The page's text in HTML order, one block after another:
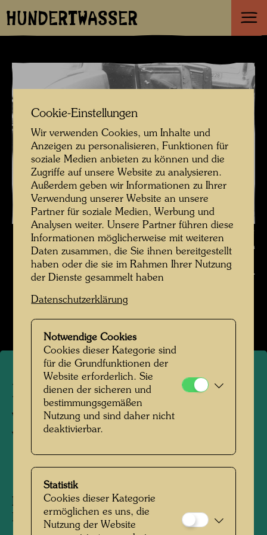
HUNDERTWASSER
Hundertwasser fotografiert von Karin Székessy-Wunderlich , Fotograf:
Karin Székessy-Wunderlich © Karin Székessy-Wunderlich
Hundertwasser fotografiert von Karin Székessy-
Hundertwasser fotografiert
von Karin Székessy-
Wunderlich
Personen am Foto: Friedensreich
Hundertwasser
Cookie-Einstellungen
Wir verwenden Cookies, um Inhalte und
Anzeigen zu personalisieren, Funktionen für
soziale Medien anbieten zu können und die
Zugriffe auf unsere Website zu analysieren.
Außerdem geben wir Informationen zu Ihrer
Verwendung unserer Website an unsere
Partner für soziale Medien, Werbung und
Analysen weiter. Unsere Partner führen diese
Informationen möglicherweise mit weiteren
Daten zusammen, die Sie ihnen bereitgestellt
haben oder die sie im Rahmen Ihrer Nutzung
der Dienste gesammelt haben
Datenschutzerklärung
Notwendige Cookies
Cookies dieser Kategorie sind
für die Grundfunktionen der
Website erforderlich. Sie
dienen der sicheren und
bestimmungsgemäßen
Nutzung und sind daher nicht
deaktivierbar.
Statistik
Cookies dieser Kategorie
ermöglichen es uns, die
Nutzung der Website